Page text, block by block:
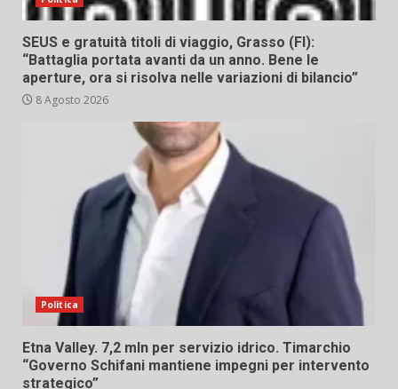
SEUS e gratuità titoli di viaggio, Grasso (FI):
“Battaglia portata avanti da un anno. Bene le
aperture, ora si risolva nelle variazioni di bilancio”
8 Agosto 2026
Politica
Etna Valley. 7,2 mln per servizio idrico. Timarchio
“Governo Schifani mantiene impegni per intervento
strategico”